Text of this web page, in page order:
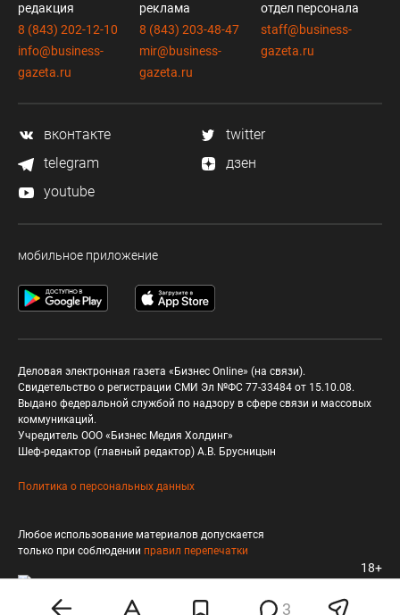
3
редакция
8 (843) 202-12-10
info@business-
gazeta.ru
реклама
8 (843) 203-48-47
mir@business-
gazeta.ru
отдел персонала
staff@business-
gazeta.ru
вконтакте
twitter
telegram
дзен
youtube
мобильное приложение
Деловая электронная газета «Бизнес Online» (на связи).
Свидетельство о регистрации СМИ Эл №ФС 77-33484 от 15.10.08.
Выдано федеральной службой по надзору в сфере связи и массовых
коммуникаций.
Учредитель ООО «Бизнес Медия Холдинг»
Шеф-редактор (главный редактор) А.В. Брусницын
Политика о персональных данных
Любое использование материалов допускается
только при соблюдении правил перепечатки
18+